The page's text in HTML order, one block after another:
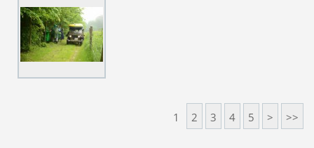
1 2 3 4 5 > >>